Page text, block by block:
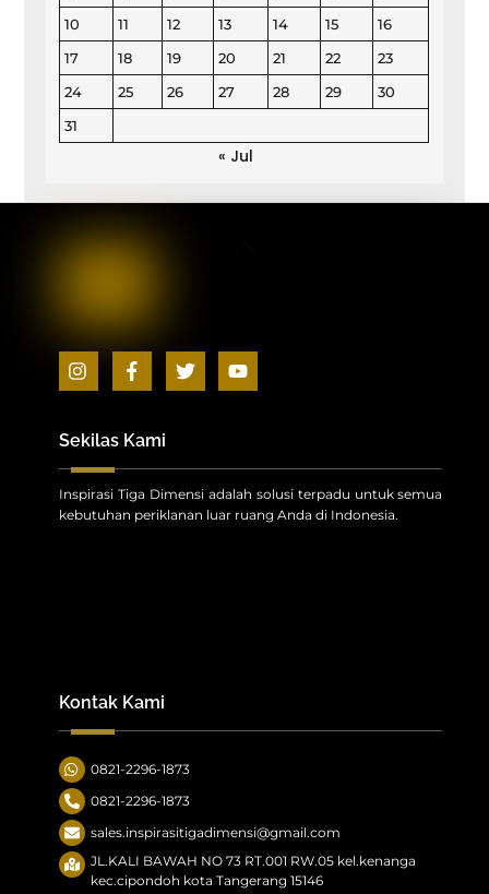
10
11 12 13 14 15
16
17
18 19 20 21 22
23
24
25 26 27 28 29
30
31
« Jul
Icon
Icon
Icon
Icon
Sekilas Kami
Inspirasi Tiga Dimensi adalah solusi terpadu untuk semua
kebutuhan periklanan luar ruang Anda di Indonesia.
Kontak Kami
0821-2296-1873
0821-2296-1873
sales.inspirasitigadimensi@gmail.com
JL.KALI BAWAH NO 73 RT.001 RW.05 kel.kenanga
kec.cipondoh kota Tangerang 15146